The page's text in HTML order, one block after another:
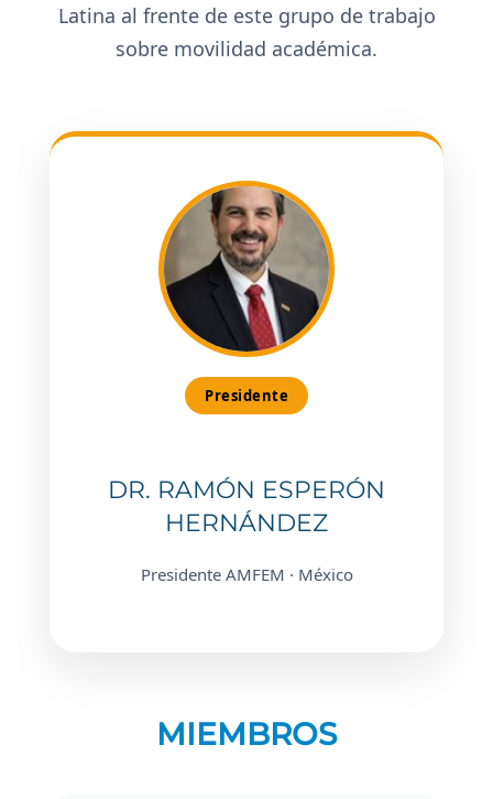
Latina al frente de este grupo de trabajo
sobre movilidad académica.
Presidente
DR. RAMÓN ESPERÓN
HERNÁNDEZ
Presidente AMFEM · México
MIEMBROS